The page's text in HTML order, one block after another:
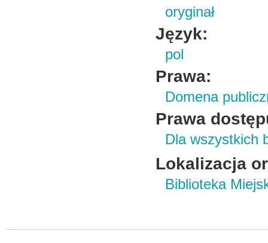
oryginał
Język:
pol
Prawa:
Domena
Prawa
Dla wszystkich
Lokalizacja
Biblioteka